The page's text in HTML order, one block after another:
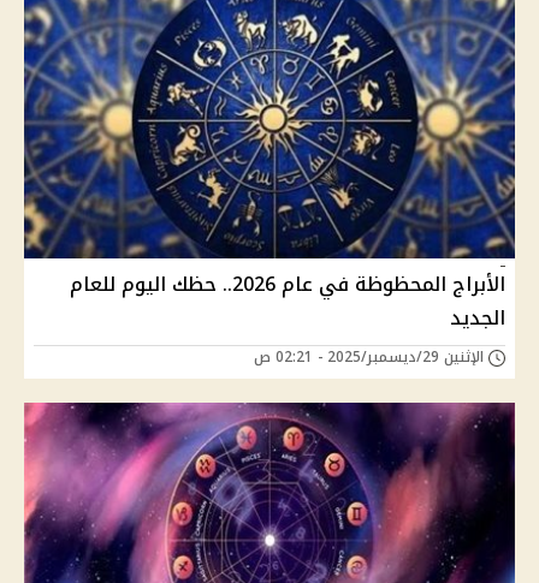
الأبراج المحظوظة في عام 2026.. حظك اليوم للعام
الجديد
الإثنين 29/ديسمبر/2025 - 02:21 ص